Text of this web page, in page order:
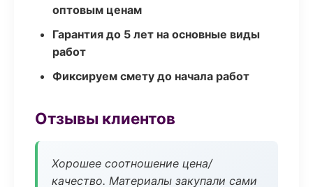
оптовым ценам
Гарантия до 5 лет на основные виды
работ
Фиксируем смету до начала работ
Отзывы клиентов
Хорошее соотношение цена/
качество. Материалы закупали сами